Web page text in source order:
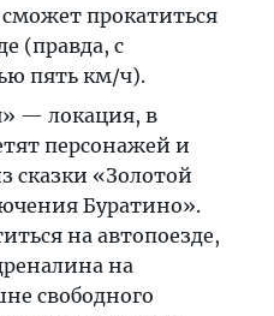
прокатиться
(правда, с
пять км/ч).
— локация, в
персонажей и
сказки «Золотой
Буратино».
на автопоезде,
на
свободного